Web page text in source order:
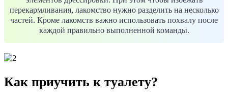
перекармливания, лакомство нужно разделить на несколько
частей. Кроме лакомств важно использовать похвалу после
каждой правильно выполненной команды.
Как приучить к туалету?